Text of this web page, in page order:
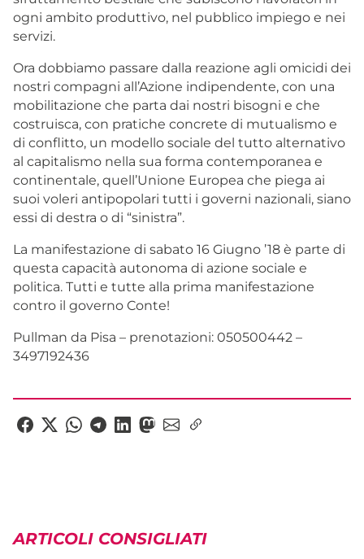
ogni ambito produttivo, nel pubblico impiego e nei
servizi.
Ora dobbiamo passare dalla reazione agli omicidi dei
nostri compagni all’Azione indipendente, con una
mobilitazione che parta dai nostri bisogni e che
costruisca, con pratiche concrete di mutualismo e
di conflitto, un modello sociale del tutto alternativo
al capitalismo nella sua forma contemporanea e
continentale, quell’Unione Europea che piega ai
suoi voleri antipopolari tutti i governi nazionali, siano
essi di destra o di “sinistra”.
La manifestazione di sabato 16 Giugno ’18 è parte di
questa capacità autonoma di azione sociale e
politica. Tutti e tutte alla prima manifestazione
contro il governo Conte!
Pullman da Pisa – prenotazioni: 050500442 –
3497192436
ARTICOLI CONSIGLIATI